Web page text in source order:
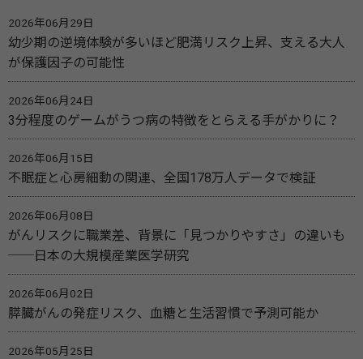
2026年06月29日
幼少期の逆境体験が多いほど肥満リスク上昇、支える大人
が保護因子の可能性
2026年06月24日
3分程度のゲームがうつ病の特徴をとらえる手がかりに？
2026年06月15日
不眠症と心房細動の関連、全国178万人データで検証
2026年06月08日
がんリスクに職業差、背景に「見つかりやすさ」の違いも
──日本の大規模産業医学研究
2026年06月02日
膵臓がんの発症リスク、血糖と生活習慣で予測可能か
2026年05月25日